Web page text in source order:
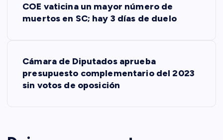
COE vaticina un mayor número de
muertos en SC; hay 3 días de duelo
Cámara de Diputados aprueba
presupuesto complementario del 2023
sin votos de oposición